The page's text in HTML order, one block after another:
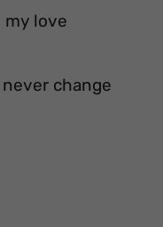
my love
change